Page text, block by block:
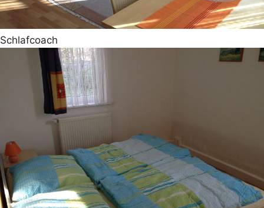
Schlafcoach